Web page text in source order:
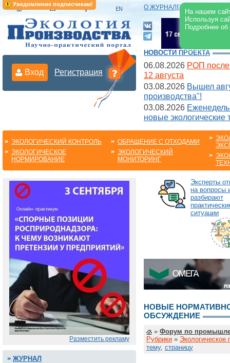
Уведомление подписчикам!
На нашем
Используя
Подробнее
О ЖУРНАЛЕ |
Вход Регистрация
НОВОСТИ ПРОЕКТА
06.08.2026 РОП после
12 августа
03.08.2026 Вышел
производства"!
03.08.2026
новые экологические
ЭКОЛОГИЧЕСКИЙ КОНТРОЛЬ
ЭКОЛОГИЧЕСКОЕ
НОРМИРОВАНИЕ
ОБРАЩЕНИЕ С ОТХОДАМИ
ЭКОЛОГИЧЕСКИЙ
МОНИТОРИНГ
Разместить рекламу
ЖУРНАЛ
Эксперты
на вопросы
разбирают
ситуации
НОВЫЕ
ОБСУЖДЕНИЕ
» Форум по
Рубрики » Экологическое
тему, страницу